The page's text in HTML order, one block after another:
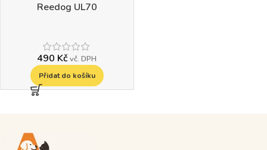
Reedog UL70
490 Kč vč. DPH
Přidat do košíku